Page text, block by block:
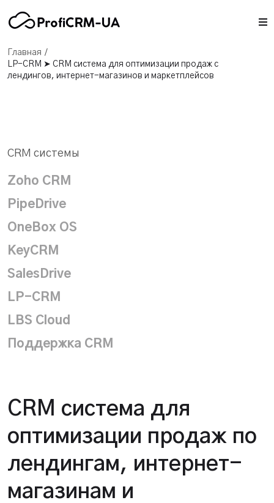
Главная /
LP-CRM ➤ CRM система для оптимизации продаж с
лендингов, интернет-магазинов и маркетплейсов
CRM системы
Zoho CRM
PipeDrive
OneBox OS
KeyCRM
SalesDrive
LP-CRM
LBS Cloud
Поддержка CRM
CRM система для
оптимизации продаж по
лендингам, интернет-
магазинам и